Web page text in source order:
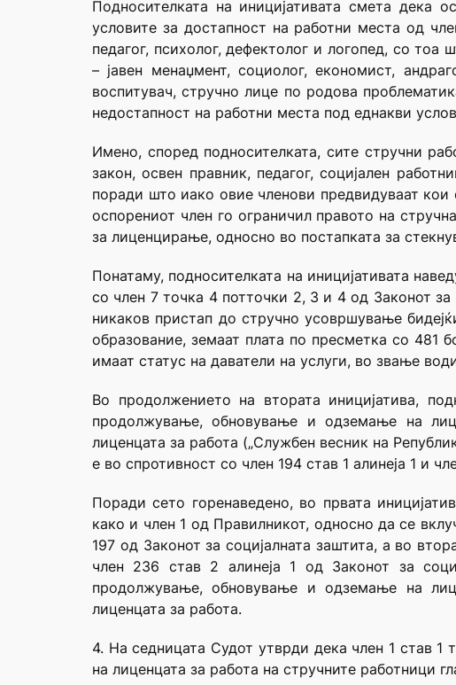
Подносителката на иницијативата смета дека
условите за достапност на работни места од
педагог, психолог, дефектолог и логопед, со
– јавен менаџмент, социолог, економист,
воспитувач, стручно лице по родова
недостапност на работни места под еднакви
Имено, според подносителката, сите стручни
закон, освен правник, педагог, социјален
поради што иако овие членови предвидуваат
оспорениот член го ограничил правото на
за лиценцирање, односно во постапката за
Понатаму, подносителката на иницијативата
со член 7 точка 4 потточки 2, 3 и 4 од Законот
никаков пристап до стручно усовршување
образование, земаат плата по пресметка со 481
имаат статус на даватели на услуги, во звање
Во продолжението на втората иницијатива,
продолжување, обновување и одземање на
лиценцата за работа („Службен весник на
е во спротивност со член 194 став 1 алинеја 1 и
Поради сето горенаведено, во првата
како и член 1 од Правилникот, односно да се
197 од Законот за социјалната заштита, а во
член 236 став 2 алинеја 1 од Законот за
продолжување, обновување и одземање на
лиценцата за работа.
4. На седницата Судот утврди дека член 1 став
на лиценцата за работа на стручните работници